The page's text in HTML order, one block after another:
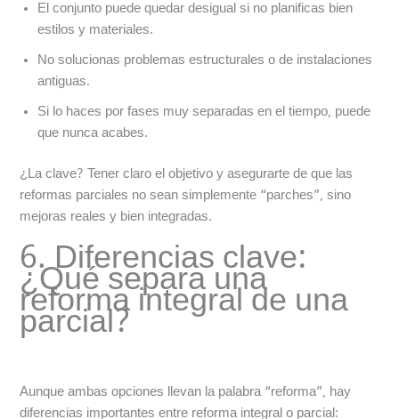
El conjunto puede quedar desigual si no planificas bien
estilos y materiales.
No solucionas problemas estructurales o de instalaciones
antiguas.
Si lo haces por fases muy separadas en el tiempo, puede
que nunca acabes.
¿La clave? Tener claro el objetivo y asegurarte de que las
reformas parciales no sean simplemente “parches”, sino
mejoras reales y bien integradas.
6. Diferencias clave:
¿Qué separa una
reforma integral de una
parcial?
Aunque ambas opciones llevan la palabra “reforma”, hay
diferencias importantes entre reforma integral o parcial: